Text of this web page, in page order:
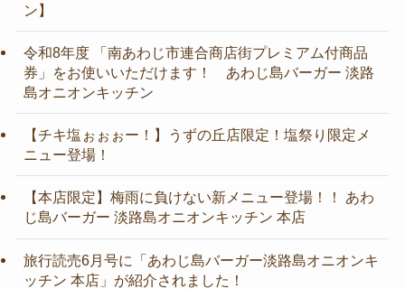
ン】
令和8年度 「南あわじ市連合商店街プレミアム付商品
券」をお使いいただけます！ あわじ島バーガー 淡路
島オニオンキッチン
【チキ塩ぉぉぉー！】うずの丘店限定！塩祭り限定メ
ニュー登場！
【本店限定】梅雨に負けない新メニュー登場！！ あわ
じ島バーガー 淡路島オニオンキッチン 本店
旅行読売6月号に「あわじ島バーガー淡路島オニオンキ
ッチン 本店」が紹介されました！